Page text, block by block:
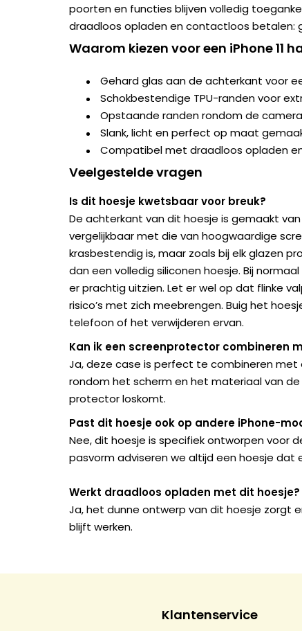
poorten en functies blijven volledig
draadloos opladen en contactloos betalen:
Waarom kiezen voor een iPhone 11
Gehard glas aan de achterkant voor
Schokbestendige TPU-randen voor
Opstaande randen rondom de
Slank, licht en perfect op maat
Compatibel met draadloos opladen
Veelgestelde vragen
Is dit hoesje kwetsbaar voor breuk?
De achterkant van dit hoesje is gemaakt
vergelijkbaar met die van hoogwaardige
krasbestendig is, maar zoals bij elk glazen
dan een volledig siliconen hoesje. Bij
er prachtig uitzien. Let er wel op dat flinke
risico’s met zich meebrengen. Buig het
telefoon of het verwijderen ervan.
Kan ik een screenprotector combineren
Ja, deze case is perfect te combineren
rondom het scherm en het materiaal van
protector loskomt.
Past dit hoesje ook op andere iPhone-
Nee, dit hoesje is specifiek ontworpen voor
pasvorm adviseren we altijd een hoesje dat
Werkt draadloos opladen met dit hoesje?
Ja, het dunne ontwerp van dit hoesje zorgt
blijft werken.
Klantenservice